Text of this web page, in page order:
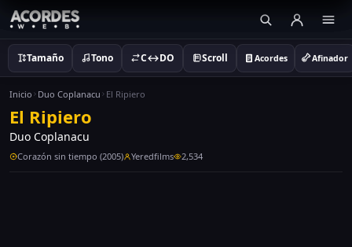
Tamaño Tono C↔DO Scroll Acordes Afinador
Inicio Duo Coplanacu El Ripiero
El Ripiero
Duo Coplanacu
Corazón sin tiempo (2005) Yeredfilms 2,534